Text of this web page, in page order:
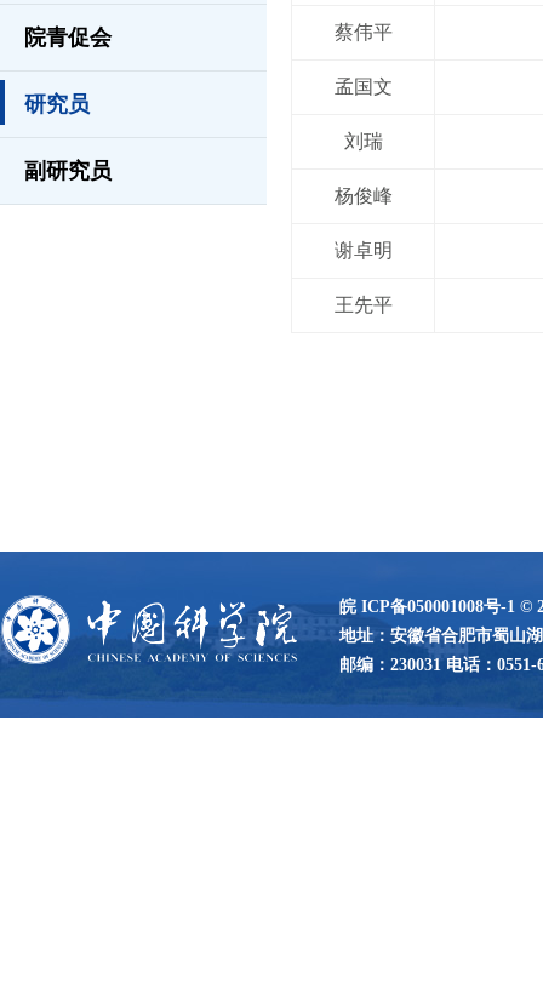
院青促会
研究员
副研究员
蔡伟平
孟国文
刘瑞
杨俊峰
谢卓明
王先平
皖 ICP备050001008号-1 ©
地址：安徽省合肥市蜀山
邮编：230031 电话：